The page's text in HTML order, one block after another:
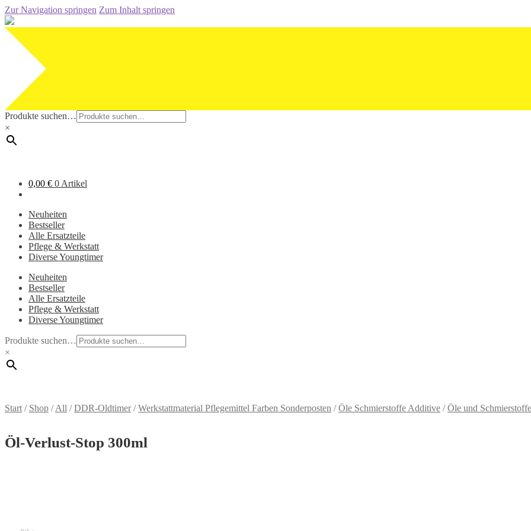
Zur Navigation springen Zum Inhalt springen
Produkte suchen…
×
0,00 € 0 Artikel
Neuheiten
Bestseller
Alle Ersatzteile
Pflege & Werkstatt
Diverse Youngtimer
Neuheiten
Bestseller
Alle Ersatzteile
Pflege & Werkstatt
Diverse Youngtimer
Produkte suchen…
×
Start / Shop /All /DDR-Oldtimer/Werkstattmaterial Pflegemittel Farben Sonderposten /Öle Schmierstoffe Additive /Öle und Schmierstoffe
Öl-Verlust-Stop 300ml